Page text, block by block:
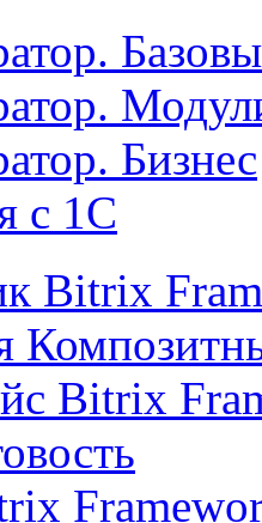
Бизнес
с 1С
Bitrix
Bitrix